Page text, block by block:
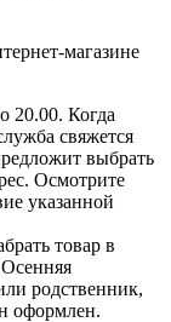
магазине
20.00. Когда
свяжется
выбрать
Осмотрите
указанной
товар в
родственник,
оформлен.